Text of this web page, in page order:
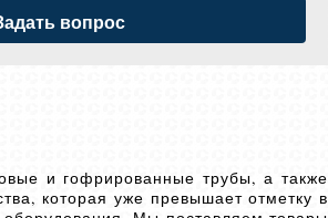
вопрос
и гофрированные трубы, а также
которая уже превышает отметку в